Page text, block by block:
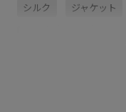
シルク ジャケット